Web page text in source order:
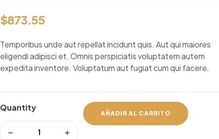
a
valoracione
$873.55
Temporibus unde aut repellat incidunt quis. Aut qui maiores
eligendi adipisci et. Omnis perspiciatis voluptatem autem
expedita inventore. Voluptatum aut fugiat cum qui facere.
Quantity
AÑADIR AL CARRITO